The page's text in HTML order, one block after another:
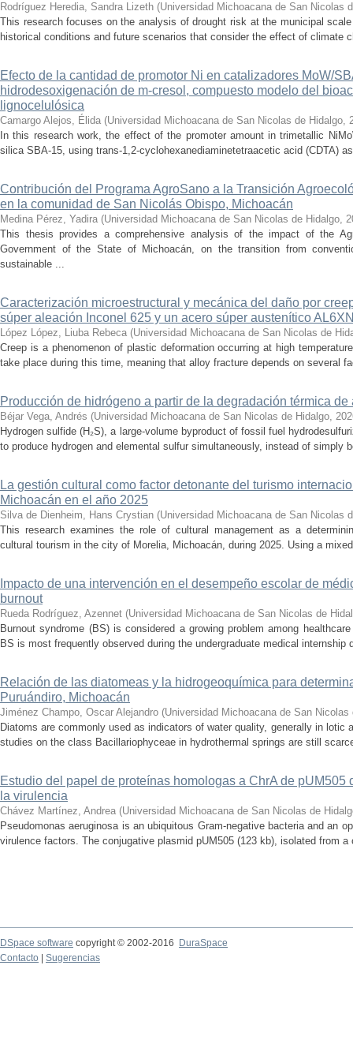
Rodríguez Heredia, Sandra Lizeth (Universidad Michoacana de San Nicolas
This research focuses on the analysis of drought risk at the municipal
historical conditions and future scenarios that consider the effect of climate
Efecto de la cantidad de promotor Ni en catalizadores MoW/
hidrodesoxigenación de m-cresol, compuesto modelo del
lignocelulósica
Camargo Alejos, Élida (Universidad Michoacana de San Nicolas de Hidalgo,
In this research work, the effect of the promoter amount in trimetallic
silica SBA-15, using trans-1,2-cyclohexanediaminetetraacetic acid (CDTA)
Contribución del Programa AgroSano a la Transición
en la comunidad de San Nicolás Obispo, Michoacán
Medina Pérez, Yadira (Universidad Michoacana de San Nicolas de Hidalgo,
This thesis provides a comprehensive analysis of the impact of the
Government of the State of Michoacán, on the transition from
sustainable ...
Caracterización microestructural y mecánica del daño por
súper aleación Inconel 625 y un acero súper austenítico
López López, Liuba Rebeca (Universidad Michoacana de San Nicolas de
Creep is a phenomenon of plastic deformation occurring at high
take place during this time, meaning that alloy fracture depends on several
Producción de hidrógeno a partir de la degradación térmica
Béjar Vega, Andrés (Universidad Michoacana de San Nicolas de Hidalgo,
Hydrogen sulfide (H₂S), a large-volume byproduct of fossil fuel
to produce hydrogen and elemental sulfur simultaneously, instead of simply
La gestión cultural como factor detonante del turismo
Michoacán en el año 2025
Silva de Dienheim, Hans Crystian (Universidad Michoacana de San Nicolas
This research examines the role of cultural management as a
cultural tourism in the city of Morelia, Michoacán, during 2025. Using a
Impacto de una intervención en el desempeño escolar de
burnout
Rueda Rodríguez, Azennet (Universidad Michoacana de San Nicolas de
Burnout syndrome (BS) is considered a growing problem among
BS is most frequently observed during the undergraduate medical
Relación de las diatomeas y la hidrogeoquímica para
Puruándiro, Michoacán
Jiménez Champo, Oscar Alejandro (Universidad Michoacana de San Nicolas
Diatoms are commonly used as indicators of water quality, generally in
studies on the class Bacillariophyceae in hydrothermal springs are still
Estudio del papel de proteínas homologas a ChrA de
la virulencia
Chávez Martínez, Andrea (Universidad Michoacana de San Nicolas de
Pseudomonas aeruginosa is an ubiquitous Gram-negative bacteria and an
virulence factors. The conjugative plasmid pUM505 (123 kb), isolated from
DSpace software copyright © 2002-2016
DuraSpace
Contacto
Sugerencias